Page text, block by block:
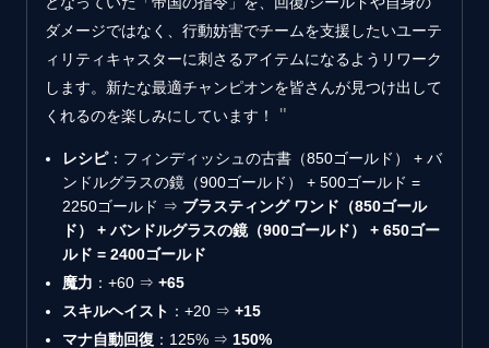
ダメージではなく、行動妨害でチームを支援したいユーテ
ィリティキャスターに刺さるアイテムになるようリワーク
します。新たな最適チャンピオンを皆さんが見つけ出して
くれるのを楽しみにしています！
レシピ：フィンディッシュの古書（850ゴールド） + バ
ンドルグラスの鏡（900ゴールド） + 500ゴールド =
2250ゴールド ⇒ ブラスティング ワンド（850ゴール
ド） + バンドルグラスの鏡（900ゴールド） + 650ゴー
ルド = 2400ゴールド
魔力 ：+60 ⇒ +65
スキルヘイスト ：+20 ⇒ +15
マナ自動回復 ：125% ⇒ 150%